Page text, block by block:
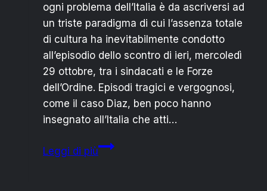
ogni problema dell’Italia è da ascriversi ad
un triste paradigma di cui l’assenza totale
di cultura ha inevitabilmente condotto
all’episodio dello scontro di ieri, mercoledì
29 ottobre, tra i sindacati e le Forze
dell’Ordine. Episodi tragici e vergognosi,
come il caso Diaz, ben poco hanno
insegnato all’Italia che atti…
Leggi di piùSINDACATO